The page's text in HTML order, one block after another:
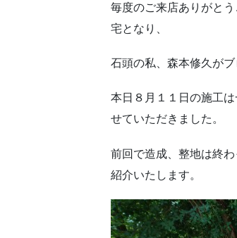
毎度のご来店ありがと
宅となり、
石頭の私、森本修久が
本日８月１１日の施工
せていただきました。
前回で造成、整地は終
紹介いたします。